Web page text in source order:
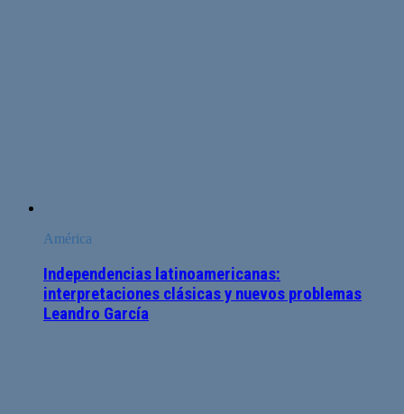
América
Independencias latinoamericanas:
interpretaciones clásicas y nuevos problemas
Leandro García